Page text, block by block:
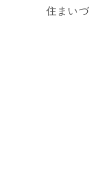
住まい